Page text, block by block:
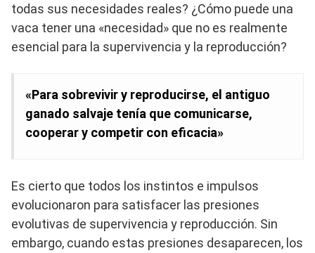
todas sus necesidades reales? ¿Cómo puede una
vaca tener una «necesidad» que no es realmente
esencial para la supervivencia y la reproducción?
«Para sobrevivir y reproducirse, el antiguo
ganado salvaje tenía que comunicarse,
cooperar y competir con eficacia»
Es cierto que todos los instintos e impulsos
evolucionaron para satisfacer las presiones
evolutivas de supervivencia y reproducción. Sin
embargo, cuando estas presiones desaparecen, los